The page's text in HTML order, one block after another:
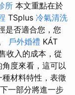
所 本文重點在於
TSplus 冷氣清洗
是否適合您，您
戶外婚禮 KÁT
收入的成本，從
角度來看，這可以
材料特性，表徵
一部分將進一步